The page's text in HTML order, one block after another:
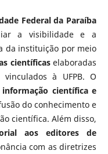
Federal da Paraíba
a visibilidade e a
da instituição por meio
científicaselaboradas
à UFPB. O
científica e
do conhecimento e
científica. Além disso,
aos editores de
com as diretrizes